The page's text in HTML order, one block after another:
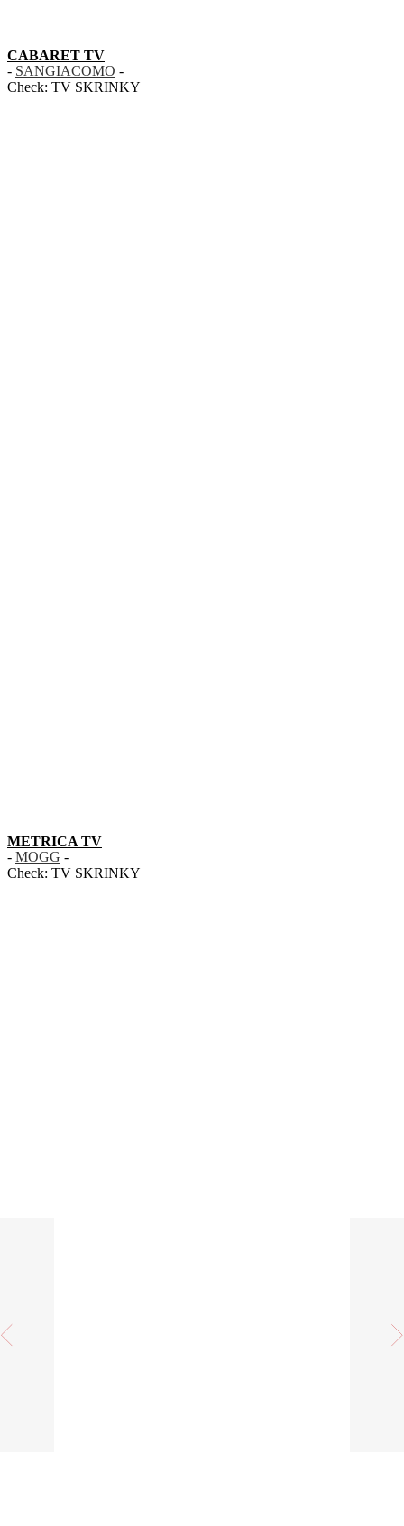
CABARET TV
- SANGIACOMO -
Check: TV SKRINKY
METRICA TV
- MOGG -
Check: TV SKRINKY